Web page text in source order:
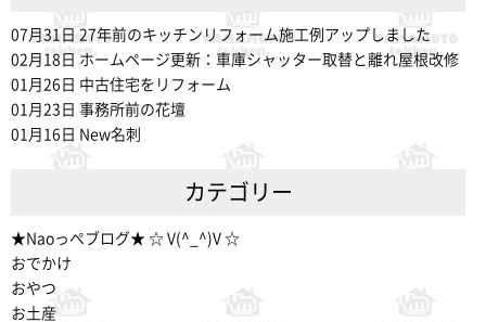
07月31日 27年前のキッチンリフォーム施工例アップしました
02月18日 ホームページ更新：車庫シャッター取替と離れ屋根改修
01月26日 中古住宅をリフォーム
01月23日 事務所前の花壇
01月16日 New名刺
カテゴリー
★Naoっぺブログ★ ☆ V(^_^)V ☆
おでかけ
おやつ
お土産